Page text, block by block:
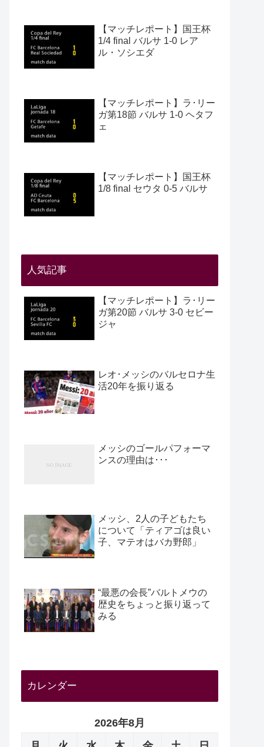
【マッチレポート】国王杯
1/4 final バルサ 1-0 レア
ル・ソシエダ
【マッチレポート】ラ･リー
ガ第18節 バルサ 1-0 ヘタフ
ェ
【マッチレポート】国王杯
1/8 final セウタ 0-5 バルサ
人気記事
【マッチレポート】ラ･リー
ガ第20節 バルサ 3-0 セビー
ジャ
レオ･メッシのバルセロナ生
活20年を振り返る
メッシのゴールパフォーマ
ンスの理由は･･･
メッシ、2人の子どもたち
について「ティアゴは良い
子、マテオはバカ野郎」
“最悪の会長”バルトメウの
歴史をちょっと振り返って
みる
カレンダー
2026年8月